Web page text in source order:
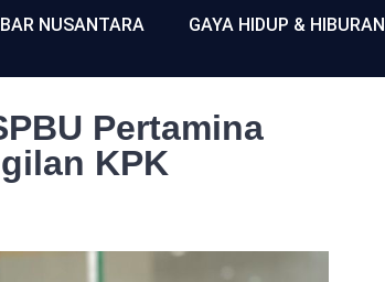
NUSANTARA GAYA HIDUP & HIBURAN
Pertamina
KPK